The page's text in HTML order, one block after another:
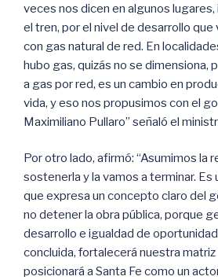
veces nos dicen en algunos lugares,
el tren, por el nivel de desarrollo
con gas natural de red. En
hubo gas, quizás no se dimensiona,
a gas por red, es un cambio en
vida, y eso nos propusimos con el
Maximiliano Pullaro” señaló el
Por otro lado, afirmó: “Asumimos la
sostenerla y la vamos a terminar. Es
que expresa un concepto claro del
no detener la obra pública, porque
desarrollo e igualdad de
concluida, fortalecerá nuestra
posicionará a Santa Fe como un